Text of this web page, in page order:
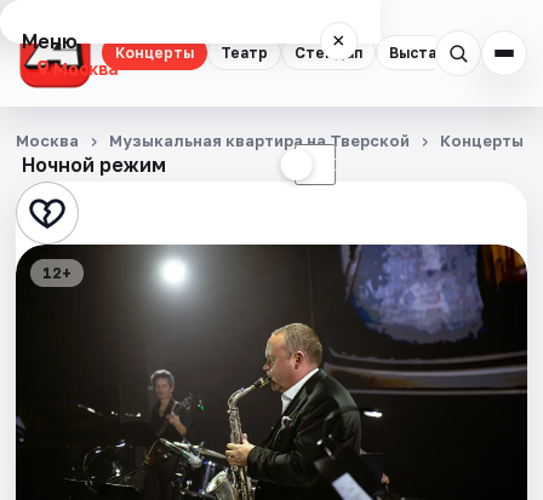
Концерты Театр Стендап Выставки
Меню ×
Москва
Концерты
Театр
Стендап
Экскурсии
Спорт
Ночной режим ☾
Москва Музыкальная квартира на Тверской Концерты
12+